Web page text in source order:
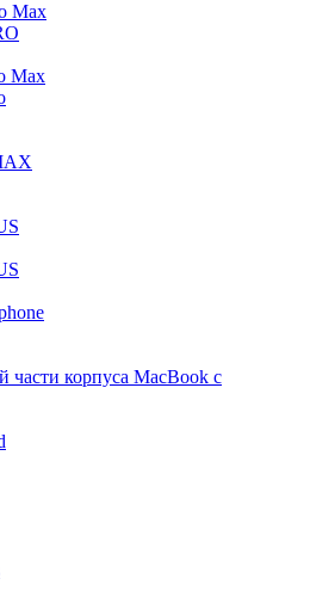
Max
Max
части корпуса MacBook с